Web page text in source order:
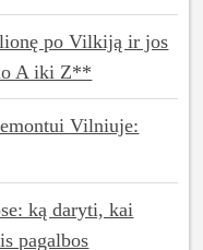
po Vilkiją ir jos
A iki Z**
Vilniuje:
ką daryti, kai
pagalbos